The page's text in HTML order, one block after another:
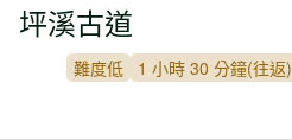
坪溪古道
難度低 1 小時 30 分鐘(往返)